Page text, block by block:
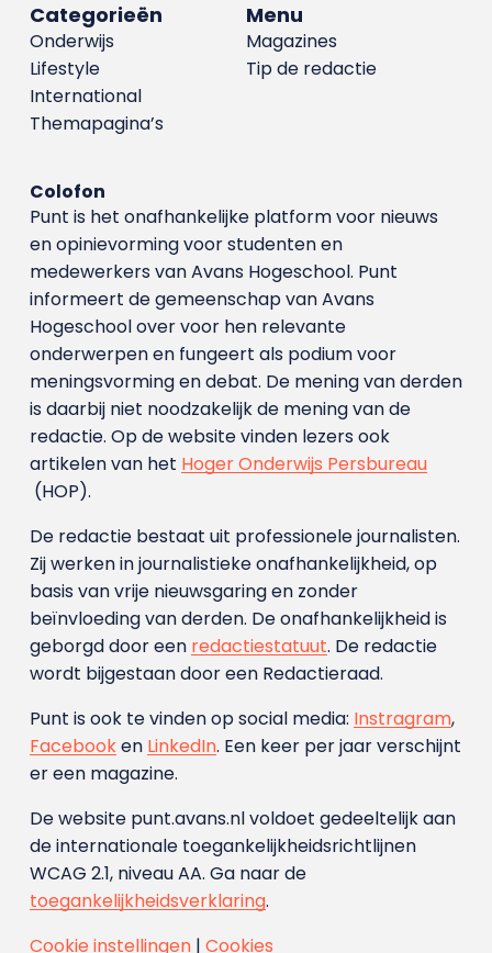
Menu
Magazines
Tip de redactie
Categorieën
Onderwijs
Lifestyle
International
Themapagina’s
Colofon
Punt is het onafhankelijke platform voor nieuws
en opinievorming voor studenten en
medewerkers van Avans Hoge­school. Punt
informeert de gemeenschap van Avans
Hogeschool over voor hen relevante
onderwerpen en fungeert als podium voor
meningsvorming en debat. De mening van derden
is daarbij niet noodzakelijk de mening van de
redactie. Op de website vinden lezers ook
artikelen van het Hoger Onderwijs Persbureau
(HOP).
De redactie bestaat uit professionele journalisten.
Zij werken in journalistieke onafhankelijkheid, op
basis van vrije nieuwsgaring en zonder
beïnvloeding van derden. De onafhankelijkheid is
geborgd door een redactiestatuut. De redactie
wordt bijgestaan door een Redactieraad.
Punt is ook te vinden op social media: Instragram,
Facebooken LinkedIn. Een keer per jaar verschijnt
er een magazine.
De website punt.avans.nl voldoet gedeeltelijk aan
de internationale toegankelijkheidsrichtlijnen
WCAG 2.1, niveau AA. Ga naar de
toegankelijkheidsverklaring.
Cookie instellingen| Cookies